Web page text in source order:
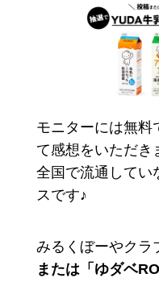
モニターには無料
て感想をいただき
全国で流通してい
スです♪
みるくぼーやクラ
または「ゆダベ